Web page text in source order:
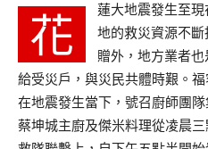
花
蓮大地震發生至
地的救災資源不
贈外，地方業者
給受災戶，與災民共體時艱。
在地震發生當下，號召廚師團
蔡坤城主廚及傑米料理從凌晨